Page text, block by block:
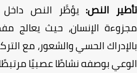
النص:يؤطَّر النص داخل
الإنسان، حيث يعالج
الحسي والشعور، مع
بوصفه نشاطًا عصبيًا مرتبطًا